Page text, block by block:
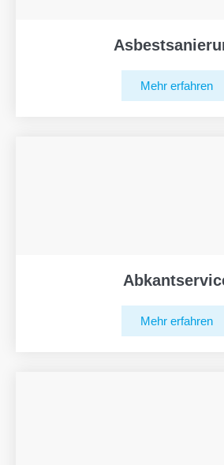
Mehr erfahren
Mehr erfahren